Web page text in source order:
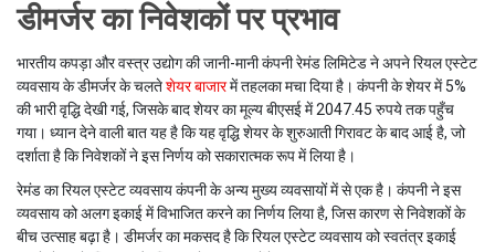
डीमर्जर का निवेशकों पर प्रभाव
भारतीय कपड़ा और वस्त्र उद्योग की जानी-मानी कंपनी रेमंड लिमिटेड ने अपने रियल एस्टेट
व्यवसाय के डीमर्जर के चलतेशेयर बाजारमें तहलका मचा दिया है। कंपनी के शेयर में 5%
की भारी वृद्धि देखी गई, जिसके बाद शेयर का मूल्य बीएसई में 2047.45 रुपये तक पहुँच
गया। ध्यान देने वाली बात यह है कि यह वृद्धि शेयर के शुरुआती गिरावट के बाद आई है, जो
दर्शाता है कि निवेशकों ने इस निर्णय को सकारात्मक रूप में लिया है।
रेमंड का रियल एस्टेट व्यवसाय कंपनी के अन्य मुख्य व्यवसायों में से एक है। कंपनी ने इस
व्यवसाय को अलग इकाई में विभाजित करने का निर्णय लिया है, जिस कारण से निवेशकों के
बीच उत्साह बढ़ा है। डीमर्जर का मकसद है कि रियल एस्टेट व्यवसाय को स्वतंत्र इकाई